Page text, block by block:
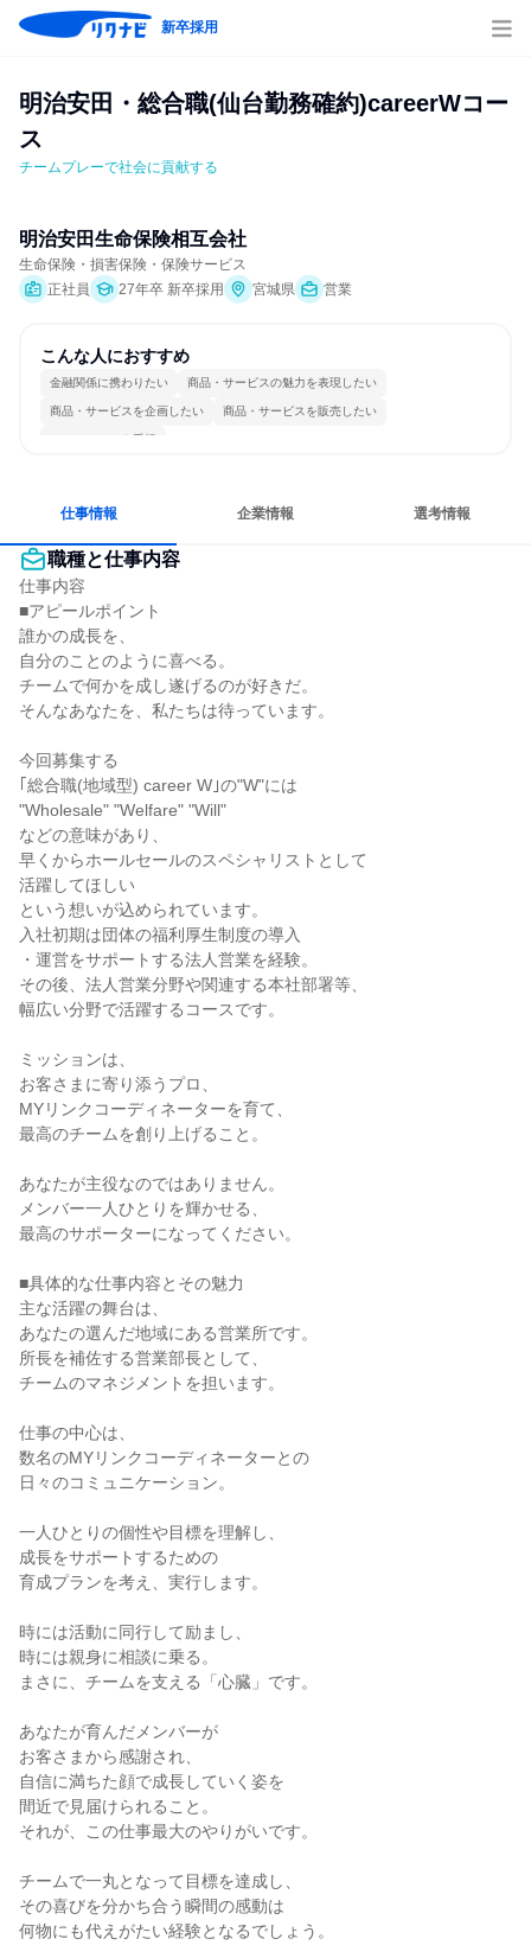
新卒採用
明治安田・総合職(仙台勤務確約)careerWコー
ス
チームプレーで社会に貢献する
明治安田生命保険相互会社
生命保険・損害保険・保険サービス
正社員
27年卒 新卒採用 宮城県 営業
こんな人におすすめ
金融関係に携わりたい 商品・サービスの魅力を表現したい
商品・サービスを企画したい 商品・サービスを販売したい
チームワークを重視
仕事情報 企業情報 選考情報
職種と仕事内容
仕事内容
■アピールポイント
誰かの成長を、
自分のことのように喜べる。
チームで何かを成し遂げるのが好きだ。
そんなあなたを、私たちは待っています。
今回募集する
｢総合職(地域型) career W｣の"W"には
"Wholesale" "Welfare" "Will"
などの意味があり、
早くからホールセールのスペシャリストとして
活躍してほしい
という想いが込められています。
入社初期は団体の福利厚生制度の導入
・運営をサポートする法人営業を経験。
その後、法人営業分野や関連する本社部署等、
幅広い分野で活躍するコースです。
ミッションは、
お客さまに寄り添うプロ、
MYリンクコーディネーターを育て、
最高のチームを創り上げること。
あなたが主役なのではありません。
メンバー一人ひとりを輝かせる、
最高のサポーターになってください。
■具体的な仕事内容とその魅力
主な活躍の舞台は、
あなたの選んだ地域にある営業所です。
所長を補佐する営業部長として、
チームのマネジメントを担います。
仕事の中心は、
数名のMYリンクコーディネーターとの
日々のコミュニケーション。
一人ひとりの個性や目標を理解し、
成長をサポートするための
育成プランを考え、実行します。
時には活動に同行して励まし、
時には親身に相談に乗る。
まさに、チームを支える「心臓」です。
あなたが育んだメンバーが
お客さまから感謝され、
自信に満ちた顔で成長していく姿を
間近で見届けられること。
それが、この仕事最大のやりがいです。
チームで一丸となって目標を達成し、
その喜びを分かち合う瞬間の感動は
何物にも代えがたい経験となるでしょう。